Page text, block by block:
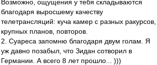
Возможно, ощущения у тебя складываются
благодаря выросшему качеству
телетрансляций: куча камер с разных ракурсов,
крупных планов, повторов.
2. Суареса запомню благодаря двум голам. Я
уж давно позабыл, что Зидан сотворил в
Германии. А всего 8 лет прошло... )))